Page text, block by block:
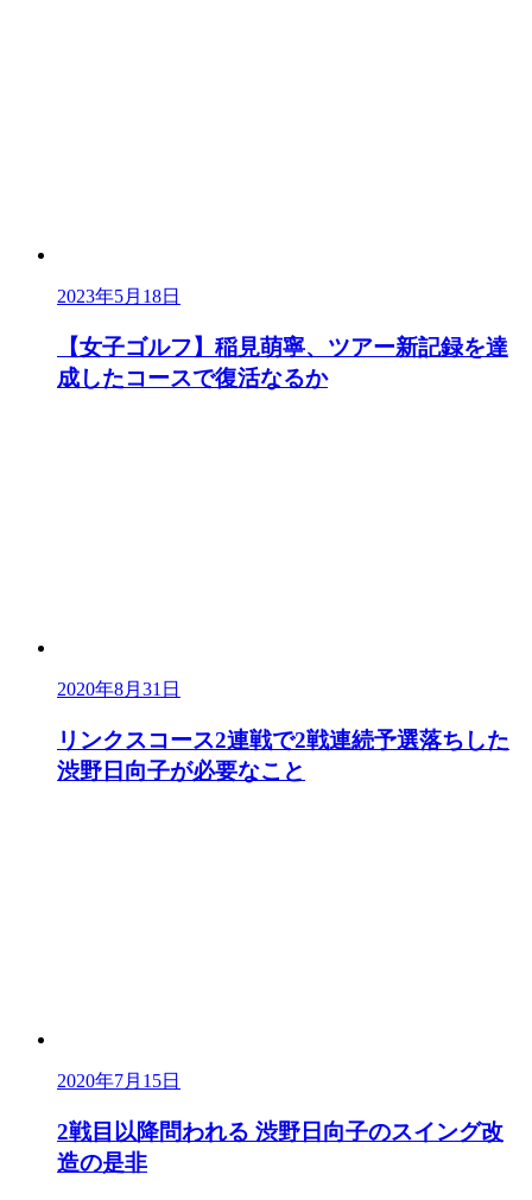
2023年5月18日
【女子ゴルフ】稲見萌寧、ツアー新記録を達
成したコースで復活なるか
2020年8月31日
リンクスコース2連戦で2戦連続予選落ちした
渋野日向子が必要なこと
2020年7月15日
2戦目以降問われる 渋野日向子のスイング改
造の是非